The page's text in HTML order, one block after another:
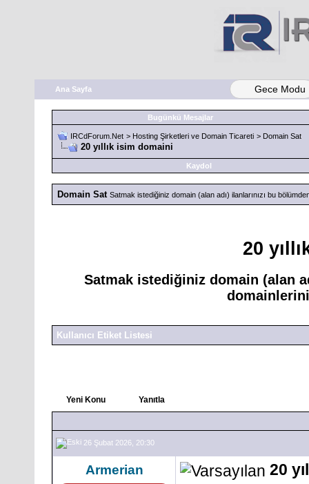
Ana Sayfa Gece Modu
Bugünkü Mesajlar
IRCdForum.Net > Hosting Şirketleri ve Domain Ticareti > Domain Sat
20 yıllık isim domaini
Kaydol
Domain Sat Satmak istediğiniz domain (alan adı) ilanlarınızı bu
20
Satmak istediğiniz domain (alan
Kullanıcı Etiket Listesi
Yeni Konu Yanıtla
26 Şubat 2026, 20:30
Armerian 20